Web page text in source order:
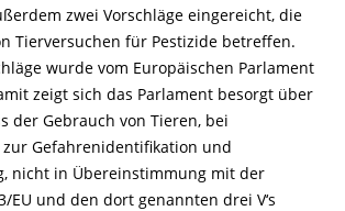
zwei Vorschläge eingereicht, die
Tierversuchen für Pestizide betreffen.
wurde vom Europäischen Parlament
zeigt sich das Parlament besorgt über
der Gebrauch von Tieren, bei
Gefahrenidentifikation und
nicht in Übereinstimmung mit der
EU und den dort genannten drei V‘s